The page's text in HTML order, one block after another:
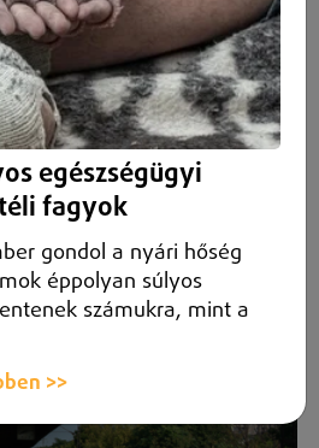
vasútállomáson
indítványozta.
egészségügyi
fagyok
gondol a nyári hőség
éppolyan súlyos
számukra, mint a
>>